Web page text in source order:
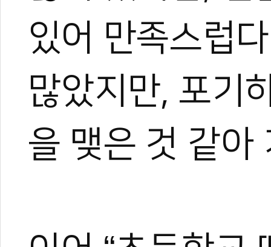
있어 만족스럽
많았지만, 포기
을 맺은 것 같아